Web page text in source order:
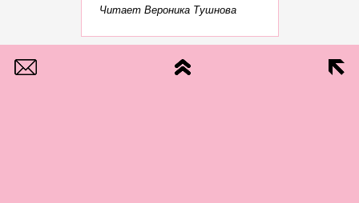
Читает Вероника Тушнова